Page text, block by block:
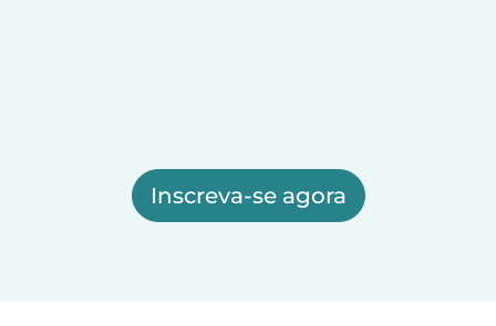
Inscreva-se agora